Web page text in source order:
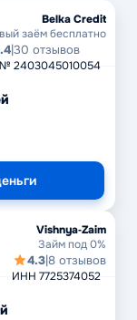
Belka Credit
заём бесплатно
2403045010054
|30 отзывов
Vishnya‑Zaim
Займ под 0%
ИНН 7725374052
4.3|8 отзывов